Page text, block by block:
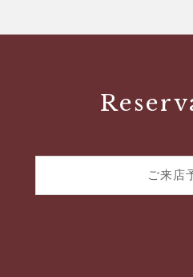
ご来店